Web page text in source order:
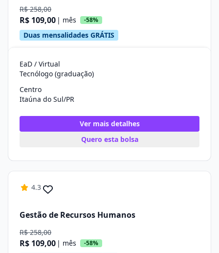
R$ 258,00
R$ 109,00 | mês -58%
Duas mensalidades GRÁTIS
EaD / Virtual
Tecnólogo (graduação)
Centro
Itaúna do Sul/PR
Ver mais detalhes
Quero esta bolsa
4.3
Gestão de Recursos Humanos
R$ 258,00
R$ 109,00 | mês -58%